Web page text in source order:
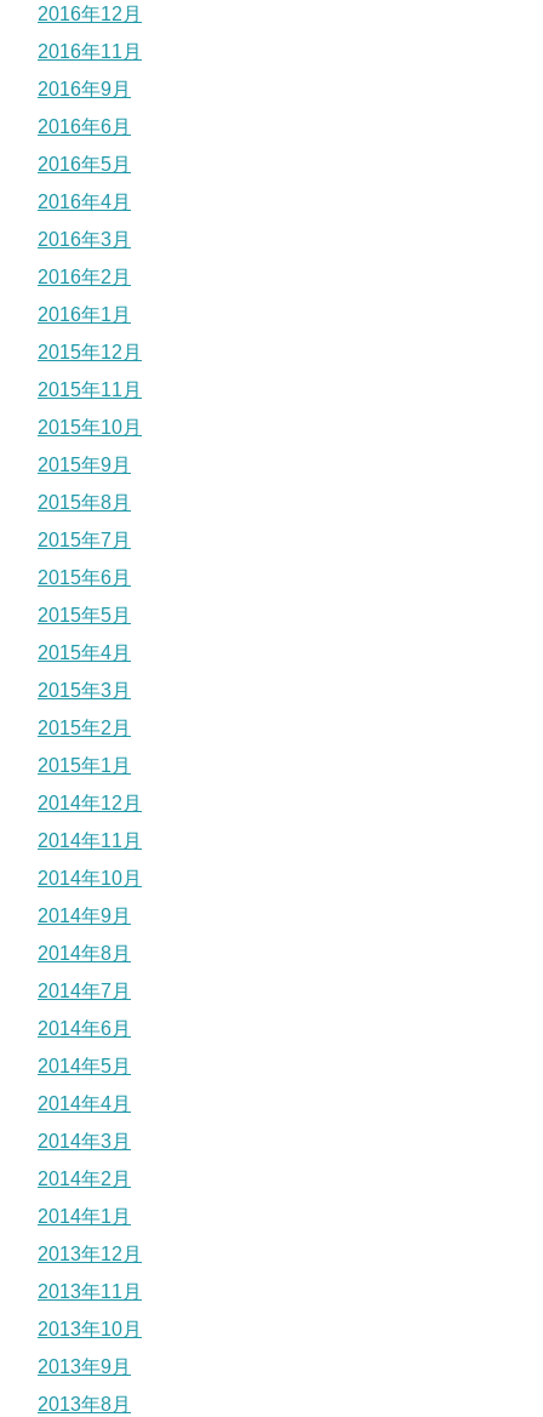
2016年12月
2016年11月
2016年9月
2016年6月
2016年5月
2016年4月
2016年3月
2016年2月
2016年1月
2015年12月
2015年11月
2015年10月
2015年9月
2015年8月
2015年7月
2015年6月
2015年5月
2015年4月
2015年3月
2015年2月
2015年1月
2014年12月
2014年11月
2014年10月
2014年9月
2014年8月
2014年7月
2014年6月
2014年5月
2014年4月
2014年3月
2014年2月
2014年1月
2013年12月
2013年11月
2013年10月
2013年9月
2013年8月